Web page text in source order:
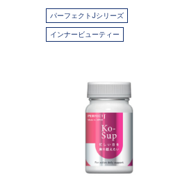
パーフェクトJシリーズ
インナービューティー